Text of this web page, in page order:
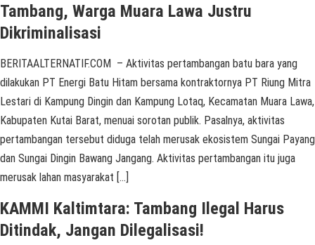
Tambang, Warga Muara Lawa Justru
Dikriminalisasi
BERITAALTERNATIF.COM – Aktivitas pertambangan batu bara yang
dilakukan PT Energi Batu Hitam bersama kontraktornya PT Riung Mitra
Lestari di Kampung Dingin dan Kampung Lotaq, Kecamatan Muara Lawa,
Kabupaten Kutai Barat, menuai sorotan publik. Pasalnya, aktivitas
pertambangan tersebut diduga telah merusak ekosistem Sungai Payang
dan Sungai Dingin Bawang Jangang. Aktivitas pertambangan itu juga
merusak lahan masyarakat […]
KAMMI Kaltimtara: Tambang Ilegal Harus
Ditindak, Jangan Dilegalisasi!